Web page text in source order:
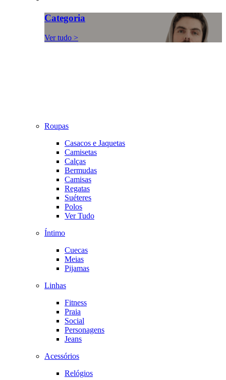
Categoria
Ver tudo >
Roupas
Casacos e Jaquetas
Camisetas
Calças
Bermudas
Camisas
Regatas
Suéteres
Polos
Ver Tudo
Íntimo
Cuecas
Meias
Pijamas
Linhas
Fitness
Praia
Social
Personagens
Jeans
Acessórios
Relógios